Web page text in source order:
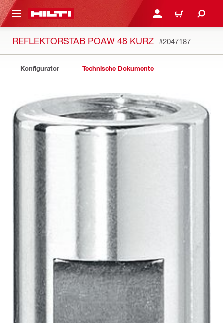
ANMELDEN ODER
WARENKORB
REFLEKTORSTAB POAW 48 KURZ #2047187
Konfigurator Technische Dokumente